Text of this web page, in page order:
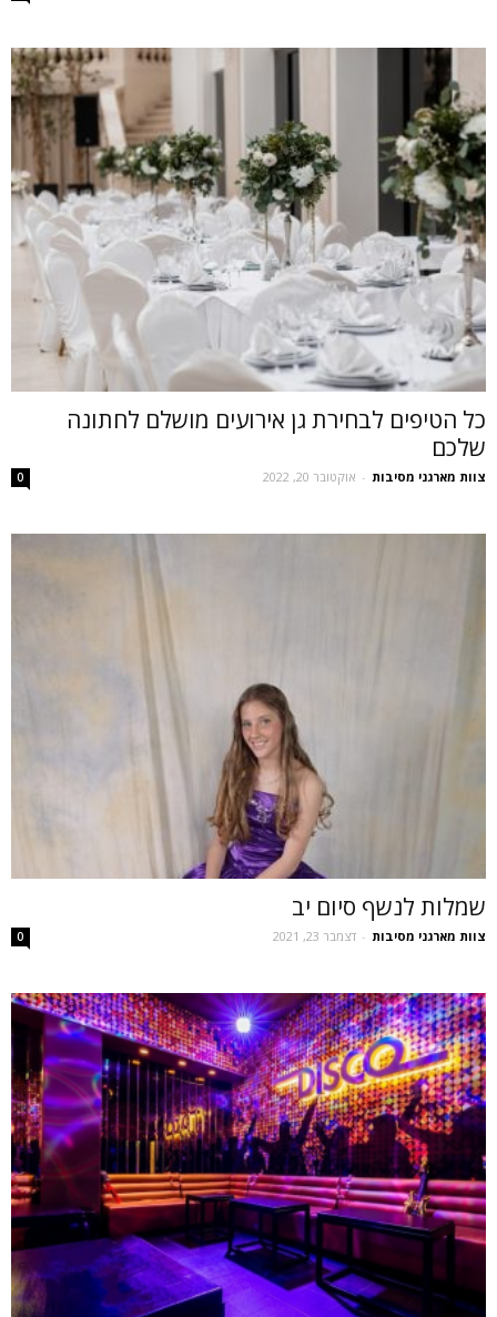
כל הטיפים לבחירת גן אירועים מושלם לחתונה
שלכם
צוות מארגני מסיבות - אוקטובר 20, 2022 0
שמלות לנשף סיום יב
צוות מארגני מסיבות - דצמבר 23, 2021 0